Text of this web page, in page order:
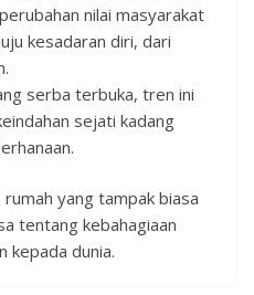
nilai masyarakat
kesadaran diri, dari
serba terbuka, tren ini
sejati kadang
yang tampak biasa
tentang kebahagiaan
kepada dunia.